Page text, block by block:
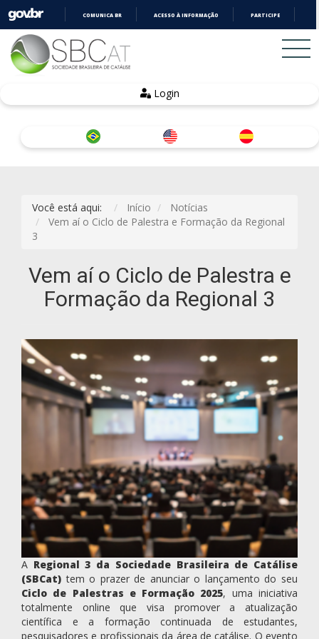
COMUNICA BR ACESSO À INFORMAÇÃO PARTICIPE
Login
Você está aqui: Início
Notícias
Vem aí o Ciclo de Palestra e Formação da Regional
3
Vem aí o Ciclo de Palestra e
Formação da Regional 3
A Regional 3 da Sociedade Brasileira de Catálise
(SBCat) tem o prazer de anunciar o lançamento do seu
Ciclo de Palestras e Formação 2025, uma iniciativa
totalmente online que visa promover a atualização
científica e a formação continuada de estudantes,
pesquisadores e profissionais da área de catálise. O evento